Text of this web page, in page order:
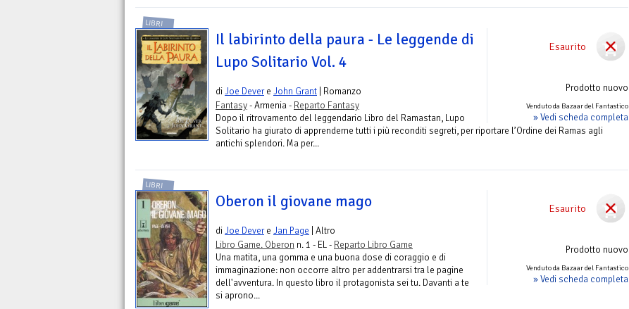
Esaurito
Prodotto nuovo
Venduto da Bazaar del Fantastico
» Vedi scheda completa
LIBRI
Il labirinto della paura - Le leggende di
Lupo Solitario Vol. 4
diJoe Devere John Grant | Romanzo
Fantasy- Armenia - Reparto Fantasy
Dopo il ritrovamento del leggendario Libro del Ramastan, Lupo
Solitario ha giurato di apprenderne tutti i più reconditi segreti, per riportare l’Ordine dei Ramas agli
antichi splendori. Ma per...
Esaurito
Prodotto nuovo
Venduto da Bazaar del Fantastico
» Vedi scheda completa
LIBRI
Oberon il giovane mago
diJoe Devere Jan Page | Altro
Libro Game. Oberon n. 1 - EL - Reparto Libro Game
Una matita, una gomma e una buona dose di coraggio e di
immaginazione: non occorre altro per addentrarsi tra le pagine
dell'avventura. In questo libro il protagonista sei tu. Davanti a te
si aprono...